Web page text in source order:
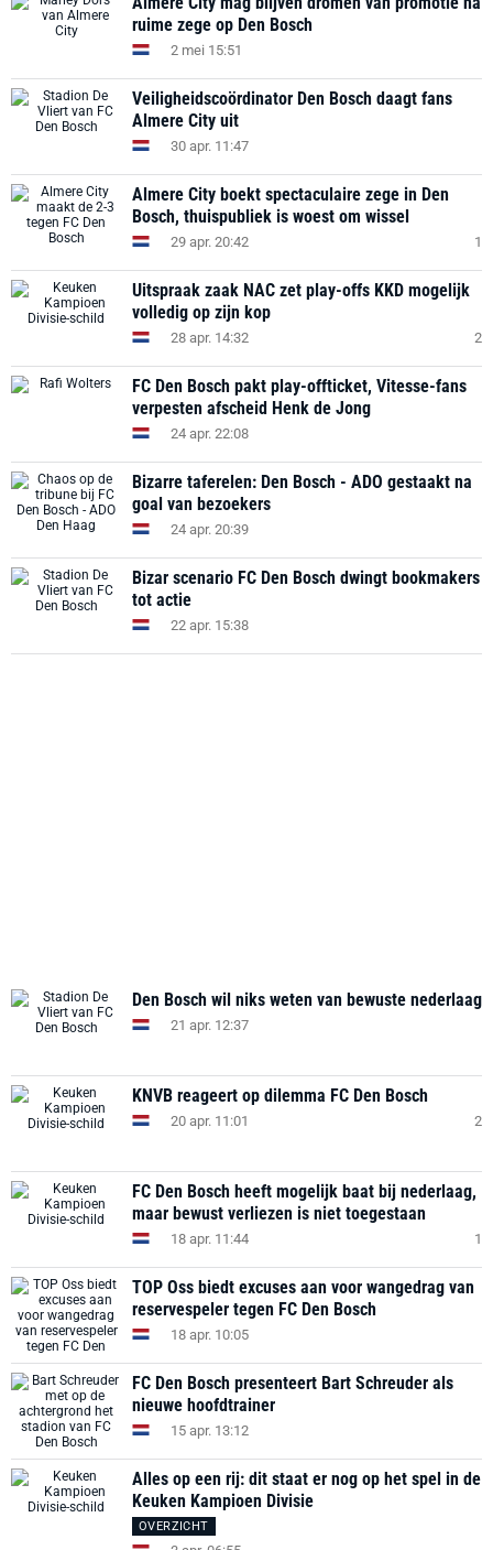
ruime zege op Den Bosch
2 mei 15:51
Veiligheidscoördinator Den Bosch daagt fans
Almere City uit
30 apr. 11:47
Almere City boekt spectaculaire zege in Den
Bosch, thuispubliek is woest om wissel
29 apr. 20:42 1
Uitspraak zaak NAC zet play-offs KKD mogelijk
volledig op zijn kop
28 apr. 14:32 2
FC Den Bosch pakt play-offticket, Vitesse-fans
verpesten afscheid Henk de Jong
24 apr. 22:08
Bizarre taferelen: Den Bosch - ADO gestaakt na
goal van bezoekers
24 apr. 20:39
Bizar scenario FC Den Bosch dwingt bookmakers
tot actie
22 apr. 15:38
Den Bosch wil niks weten van bewuste nederlaag
21 apr. 12:37
KNVB reageert op dilemma FC Den Bosch
20 apr. 11:01 2
FC Den Bosch heeft mogelijk baat bij nederlaag,
maar bewust verliezen is niet toegestaan
18 apr. 11:44 1
TOP Oss biedt excuses aan voor wangedrag van
reservespeler tegen FC Den Bosch
18 apr. 10:05
FC Den Bosch presenteert Bart Schreuder als
nieuwe hoofdtrainer
15 apr. 13:12
Alles op een rij: dit staat er nog op het spel in de
Keuken Kampioen Divisie
OVERZICHT